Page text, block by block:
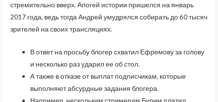
стремительно вверх. Апогей истории пришелся на январь
2017 года, ведь тогда Андрей умудрялся собирать до 60 тысяч
зрителей на своих трансляциях.
В ответ на просьбу блогер схватил Ефремову за голову
и несколько раз ударил ее об стол.
А также в отказе от выплат подписчикам, которые
выполняют абсурдные задания блогера.